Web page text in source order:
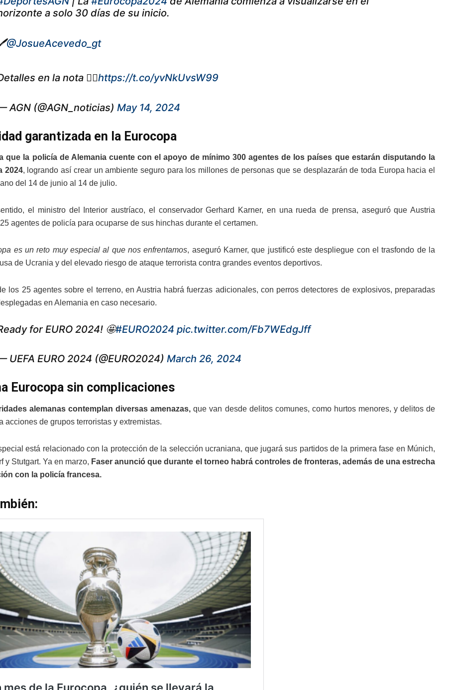
a solo 30 días de su inicio.
@JosueAcevedo_gt
en la nota 👇🏼https://t.co/yvNkUvsW99
AGN (@AGN_noticias) May 14, 2024
garantizada en la Eurocopa
que la policía de Alemania cuente con el apoyo de mínimo 300 agentes de los países que estarán disputando la
2024, logrando así crear un ambiente seguro para los millones de personas que se desplazarán de toda Europa hacia el
del 14 de junio al 14 de julio.
el ministro del Interior austríaco, el conservador Gerhard Karner, en una rueda de prensa, aseguró que Austria
agentes de policía para ocuparse de sus hinchas durante el certamen.
es un reto muy especial al que nos enfrentamos, aseguró Karner, que justificó este despliegue con el trasfondo de la
de Ucrania y del elevado riesgo de ataque terrorista contra grandes eventos deportivos.
los 25 agentes sobre el terreno, en Austria habrá fuerzas adicionales, con perros detectores de explosivos, preparadas
en Alemania en caso necesario.
for EURO 2024! 🤩#EURO2024 pic.twitter.com/Fb7WEdgJff
UEFA EURO 2024 (@EURO2024) March 26, 2024
Eurocopa sin complicaciones
alemanas contemplan diversas amenazas, que van desde delitos comunes, como hurtos menores, y delitos de
acciones de grupos terroristas y extremistas.
está relacionado con la protección de la selección ucraniana, que jugará sus partidos de la primera fase en Múnich,
y Stutgart. Ya en marzo, Faser anunció que durante el torneo habrá controles de fronteras, además de una estrecha
con la policía francesa.